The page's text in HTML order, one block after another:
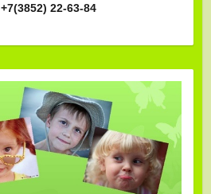
+7(3852) 22-63-84